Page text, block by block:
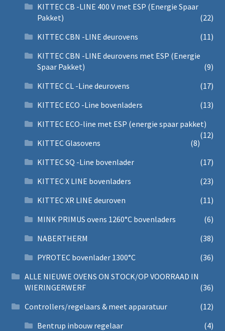
KITTEC CB -LINE 400 V met ESP (Energie Spaar
Pakket)
(22)
KITTEC CBN -LINE deurovens
(11)
KITTEC CBN -LINE deurovens met ESP (Energie
Spaar Pakket)
(9)
KITTEC CL -Line deurovens
(17)
KITTEC ECO -Line bovenladers
(13)
KITTEC ECO-line met ESP (energie spaar pakket)
(12)
KITTEC Glasovens
(8)
KITTEC SQ -Line bovenlader
(17)
KITTEC X LINE bovenladers
(23)
KITTEC XR LINE deuroven
(11)
MINK PRIMUS ovens 1260°C bovenladers
(6)
NABERTHERM
(38)
PYROTEC bovenlader 1300°C
(36)
ALLE NIEUWE OVENS ON STOCK/OP VOORRAAD IN
WIERINGERWERF
(36)
Controllers/regelaars & meet apparatuur
(12)
Bentrup inbouw regelaar
(4)